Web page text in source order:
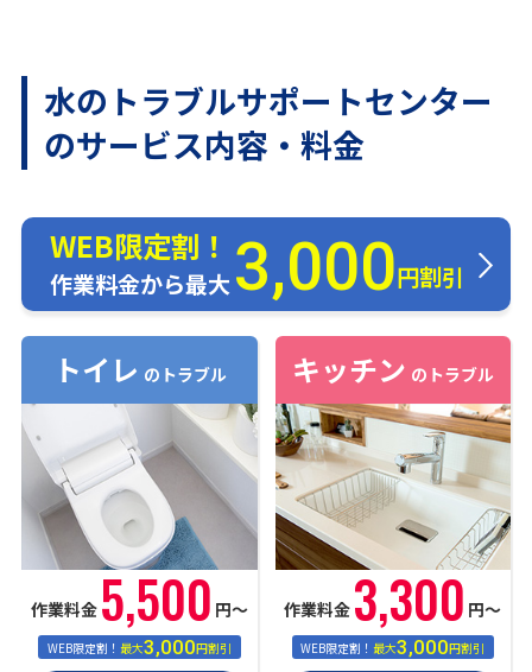
水のトラブルサポートセンター
のサービス内容・料金
WEB限定割！
作業料金から最大3,000円割引
トイレ のトラブル
作業料金 5,500 円〜
WEB限定割！最大3,000円割引
キッチン のトラブル
作業料金 3,300 円〜
WEB限定割！最大3,000円割引